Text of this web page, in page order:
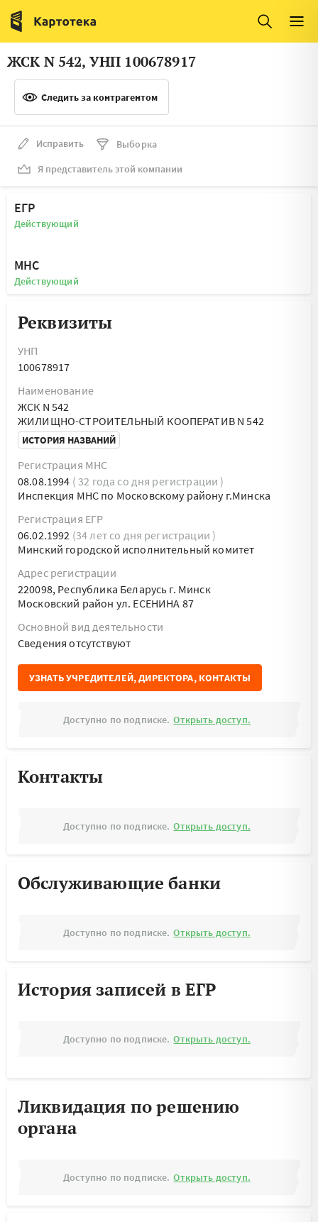
Италия
Люксембург
Литва
Нидерланды
ЖСК N 542, УНП 100678917
Следить за контрагентом
Исправить
Выборка
Я представитель этой компании
ЕГР
Действующий
МНС
Действующий
Реквизиты
УНП
100678917
Наименование
ЖСК N 542
ЖИЛИЩНО-СТРОИТЕЛЬНЫЙ КООПЕРАТИВ N 542
ИСТОРИЯ НАЗВАНИЙ
Регистрация МНС
08.08.1994 ( 32 года со дня регистрации )
Инспекция МНС по Московскому району г.Минска
Регистрация ЕГР
06.02.1992 (34 лет со дня регистрации )
Минский городской исполнительный комитет
Адрес регистрации
220098, Республика Беларусь г. Минск
Московский район ул. ЕСЕНИНА 87
Основной вид деятельности
Cведения отсутствуют
УЗНАТЬ УЧРЕДИТЕЛЕЙ, ДИРЕКТОРА, КОНТАКТЫ
Доступно по подписке. Открыть доступ.
Контакты
Доступно по подписке. Открыть доступ.
Обслуживающие банки
Доступно по подписке. Открыть доступ.
История записей в ЕГР
Доступно по подписке. Открыть доступ.
Ликвидация по решению
органа
Доступно по подписке. Открыть доступ.